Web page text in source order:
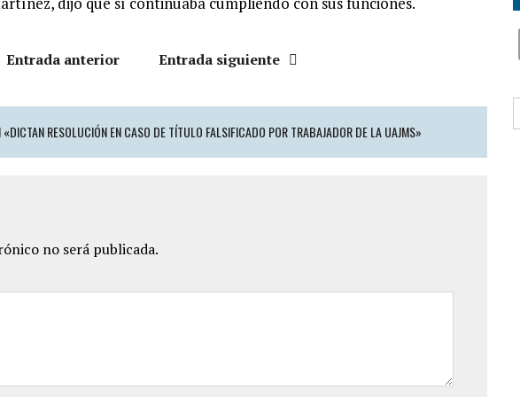
Entrada anterior Entrada siguiente
«DICTAN RESOLUCIÓN EN CASO DE TÍTULO FALSIFICADO POR TRABAJADOR DE LA UAJMS»
no será publicada.